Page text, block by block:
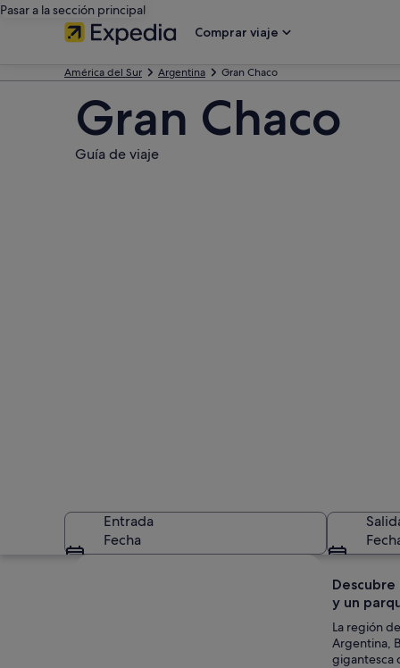
Pasar a la sección principal
Comprar viaje
América del Sur Argentina Gran Chaco
Gran Chaco
Guía de viaje
Entrada
Fecha
y un
La región
Argentina,
gigantesca